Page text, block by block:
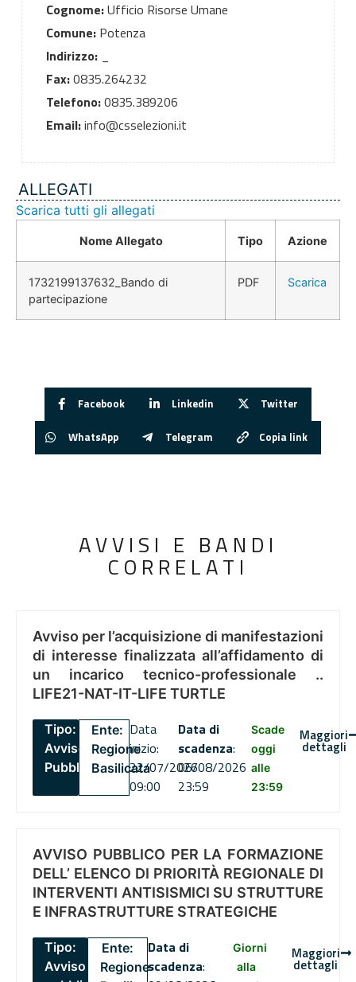
Cognome:Ufficio Risorse Umane
Comune:Potenza
Indirizzo:_
Fax:0835.264232
Telefono:0835.389206
Email:info@csselezioni.it
ALLEGATI
Scarica tutti gli allegati
Nome Allegato Tipo Azione
1732199137632_Bando di
partecipazione
PDF Scarica
Facebook Linkedin Twitter
WhatsApp Telegram Copia link
AVVISI E BANDI
CORRELATI
Avviso per l’acquisizione di manifestazioni
di interesse finalizzata all’affidamento di
un incarico tecnico-professionale ..
LIFE21-NAT-IT-LIFE TURTLE
Tipo:
Avviso
Pubblico
Ente:
Regione
Basilicata
Data
inizio:
22/07/2026
09:00
Data di
scadenza:
06/08/2026
23:59
Scade
oggi
alle
23:59
Maggiori
dettagli
AVVISO PUBBLICO PER LA FORMAZIONE
DELL’ ELENCO DI PRIORITÀ REGIONALE DI
INTERVENTI ANTISISMICI SU STRUTTURE
E INFRASTRUTTURE STRATEGICHE
Tipo:
Avviso
Ente:
Regione
Data di
scadenza:
Giorni
alla
Maggiori
dettagli